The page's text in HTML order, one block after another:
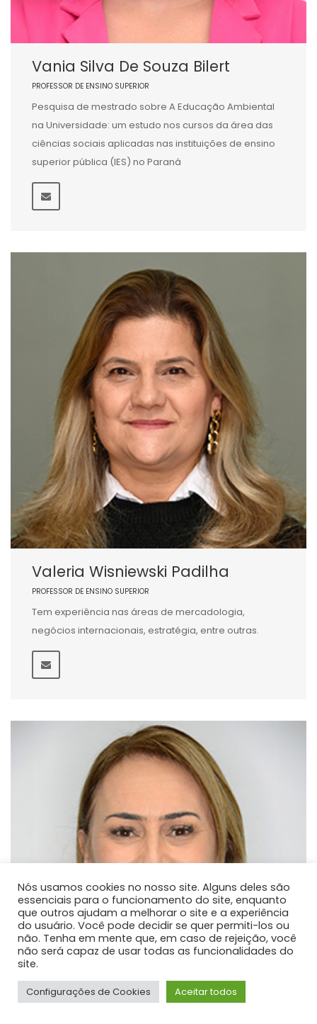
Vania Silva De Souza Bilert
PROFESSOR DE ENSINO SUPERIOR
Pesquisa de mestrado sobre A Educação Ambiental
na Universidade: um estudo nos cursos da área das
ciências sociais aplicadas nas instituições de ensino
superior pública (IES) no Paraná
Valeria Wisniewski Padilha
PROFESSOR DE ENSINO SUPERIOR
Tem experiência nas áreas de mercadologia,
negócios internacionais, estratégia, entre outras.
Nós usamos cookies no nosso site. Alguns deles são
essenciais para o funcionamento do site, enquanto
que outros ajudam a melhorar o site e a experiência
do usuário. Você pode decidir se quer permiti-los ou
não. Tenha em mente que, em caso de rejeição, você
não será capaz de usar todas as funcionalidades do
site.
Configurações de Cookies Aceitar todos